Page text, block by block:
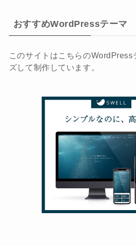
おすすめWordPressテーマ
このサイトはこちらのWordPress
ズして制作しています。